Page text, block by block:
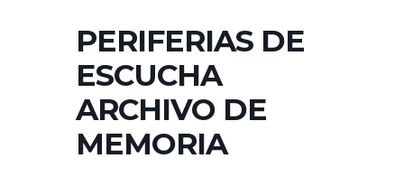
PERIFERIAS DE
ESCUCHA
ARCHIVO DE
MEMORIA